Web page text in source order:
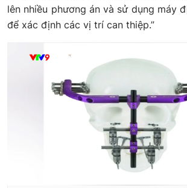
lên nhiều phương án và sử dụng máy
để xác định các vị trí can thiệp.”